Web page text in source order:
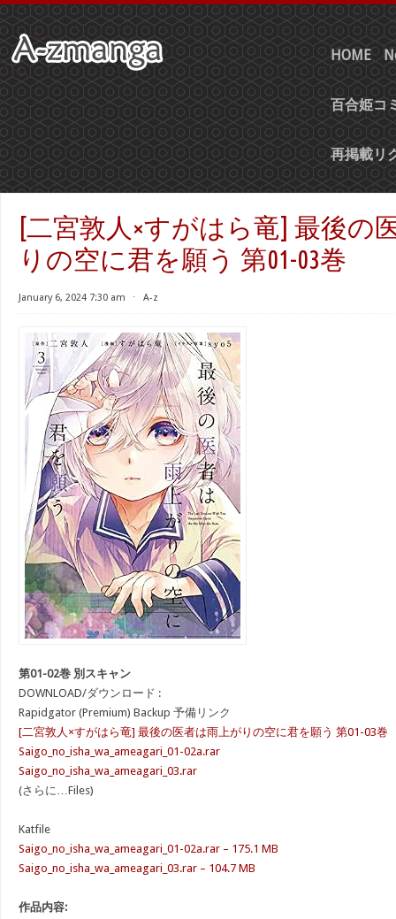
HOME
百合姫コ
再掲載リ
[二宮敦人×すがはら竜] 最後の
りの空に君を願う 第01-03巻
January 6, 2024 7:30 am ⋅ A-z
第01-02巻 別スキャン
DOWNLOAD/ダウンロード :
Rapidgator (Premium) Backup 予備リンク
[二宮敦人×すがはら竜] 最後の医者は雨上がりの空に君を願う 第01-03巻
Saigo_no_isha_wa_ameagari_01-02a.rar
Saigo_no_isha_wa_ameagari_03.rar
(さらに…Files)
Katfile
Saigo_no_isha_wa_ameagari_01-02a.rar – 175.1 MB
Saigo_no_isha_wa_ameagari_03.rar – 104.7 MB
作品内容: